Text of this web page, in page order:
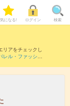
気になる! ログイン 検索
リアをチェックし
レル・ファッショ
。職種辞典：イン